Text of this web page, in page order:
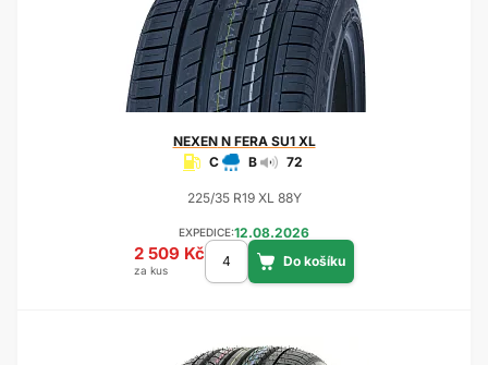
NEXENN FERA SU1 XL
C
B 72
225/35 R19 XL 88Y
EXPEDICE:12.08.2026
2 509 Kč
za kus